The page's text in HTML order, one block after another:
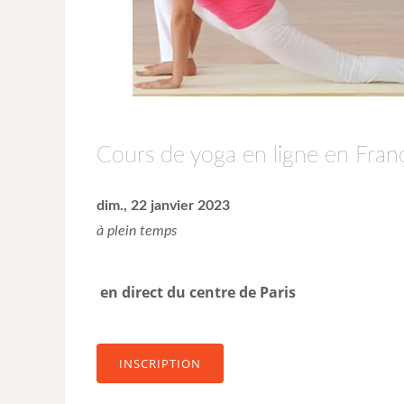
Cours de yoga en ligne en
dim., 22 janvier 2023
à plein temps
en direct du centre de Paris
INSCRIPTION